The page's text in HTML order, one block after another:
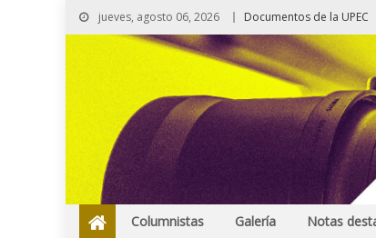
jueves, agosto 06, 2026 Documentos de la UPEC
Columnistas Galería Notas